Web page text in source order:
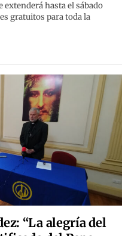
extenderá hasta el sábado
gratuitos para toda la
“La alegría del